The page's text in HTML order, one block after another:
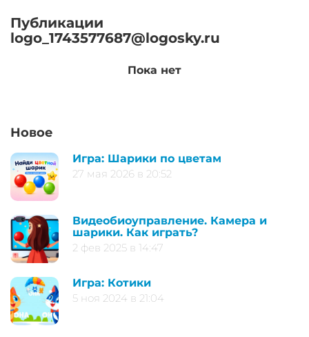
Публикации
logo_1743577687@logosky.ru
Пока нет
Новое
Игра: Шарики по цветам
27 мая 2026 в 20:52
Видеобиоуправление. Камера и
шарики. Как играть?
2 фев 2025 в 14:47
Игра: Котики
5 ноя 2024 в 21:04